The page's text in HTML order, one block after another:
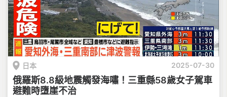
日本 2025-07-30
俄羅斯8.8級地震觸發海嘯！三重縣58歲女子駕車
避難時墮崖不治